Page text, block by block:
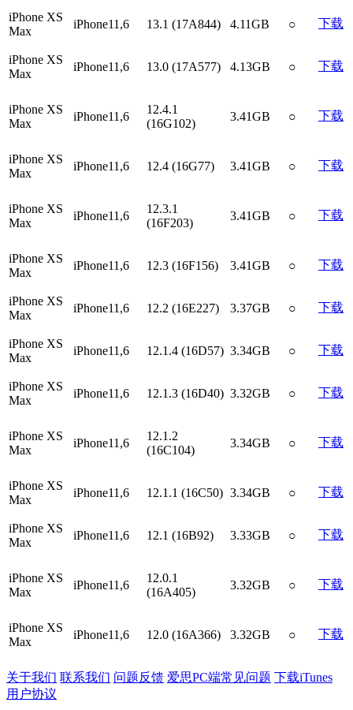
iPhone XS
Max
iPhone11,6 13.1 (17A844) 4.11GB ○ 下载
iPhone XS
Max
iPhone11,6 13.0 (17A577) 4.13GB ○ 下载
iPhone XS
Max
iPhone11,6
12.4.1
(16G102)
3.41GB ○ 下载
iPhone XS
Max
iPhone11,6 12.4 (16G77) 3.41GB ○ 下载
iPhone XS
Max
iPhone11,6
12.3.1
(16F203)
3.41GB ○ 下载
iPhone XS
Max
iPhone11,6 12.3 (16F156) 3.41GB ○ 下载
iPhone XS
Max
iPhone11,6 12.2 (16E227) 3.37GB ○ 下载
iPhone XS
Max
iPhone11,6 12.1.4 (16D57) 3.34GB ○ 下载
iPhone XS
Max
iPhone11,6 12.1.3 (16D40) 3.32GB ○ 下载
iPhone XS
Max
iPhone11,6
12.1.2
(16C104)
3.34GB ○ 下载
iPhone XS
Max
iPhone11,6 12.1.1 (16C50) 3.34GB ○ 下载
iPhone XS
Max
iPhone11,6 12.1 (16B92) 3.33GB ○ 下载
iPhone XS
Max
iPhone11,6
12.0.1
(16A405)
3.32GB ○ 下载
iPhone XS
Max
iPhone11,6 12.0 (16A366) 3.32GB ○ 下载
关于我们 联系我们 问题反馈 爱思PC端常见问题 下载iTunes
用户协议